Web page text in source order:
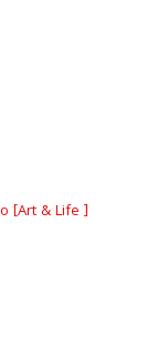
[Art & Life ]